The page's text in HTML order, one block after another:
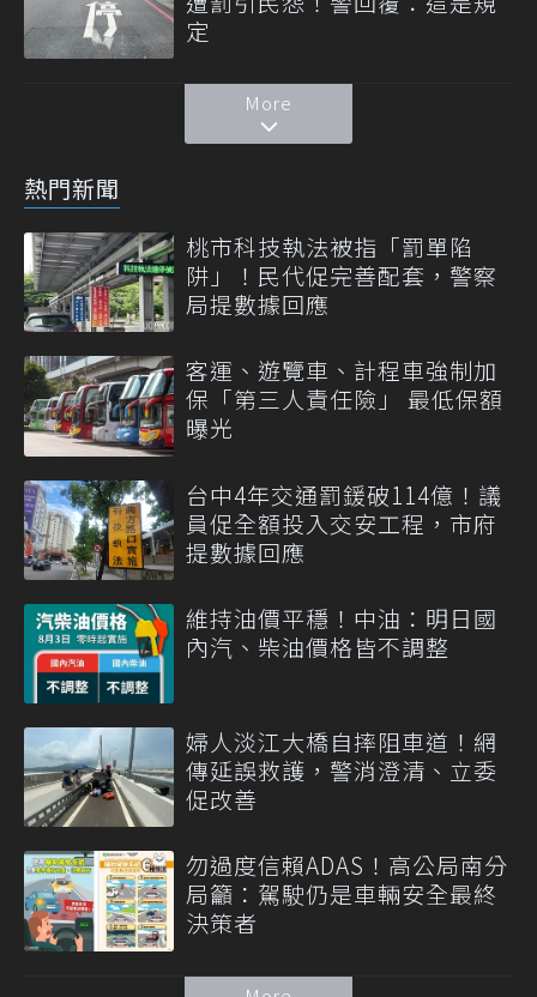
定
More
熱門新聞
桃市科技執法被指「罰單陷
阱」！民代促完善配套，警察
局提數據回應
客運、遊覽車、計程車強制加
保「第三人責任險」 最低保額
曝光
台中4年交通罰鍰破114億！議
員促全額投入交安工程，市府
提數據回應
維持油價平穩！中油：明日國
內汽、柴油價格皆不調整
婦人淡江大橋自摔阻車道！網
傳延誤救護，警消澄清、立委
促改善
勿過度信賴ADAS！高公局南分
局籲：駕駛仍是車輛安全最終
決策者